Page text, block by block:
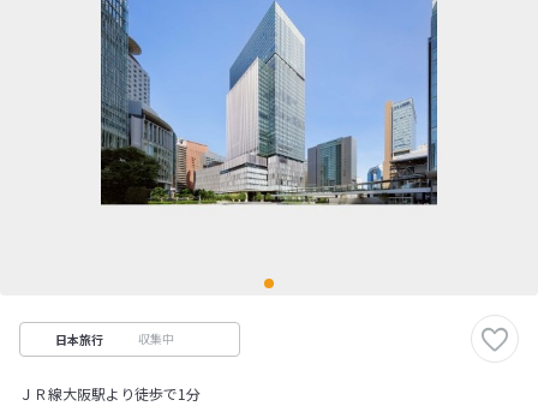
日本旅行 収集中
ＪＲ線大阪駅より徒歩で1分